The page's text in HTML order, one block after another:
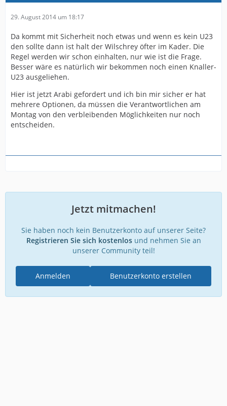
29. August 2014 um 18:17
Da kommt mit Sicherheit noch etwas und wenn es kein U23
den sollte dann ist halt der Wilschrey öfter im Kader. Die
Regel werden wir schon einhalten, nur wie ist die Frage.
Besser wäre es natürlich wir bekommen noch einen Knaller-
U23 ausgeliehen.
Hier ist jetzt Arabi gefordert und ich bin mir sicher er hat
mehrere Optionen, da müssen die Verantwortlichen am
Montag von den verbleibenden Möglichkeiten nur noch
entscheiden.
Jetzt mitmachen!
Sie haben noch kein Benutzerkonto auf unserer Seite?
Registrieren Sie sich kostenlosund nehmen Sie an
unserer Community teil!
Benutzerkonto erstellen
Anmelden